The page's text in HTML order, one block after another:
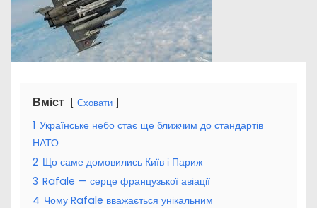
Вміст Сховати
1 Українське небо стає ще ближчим до стандартів
НАТО
2 Що саме домовились Київ і Париж
3 Rafale — серце французької авіації
4 Чому Rafale вважається унікальним